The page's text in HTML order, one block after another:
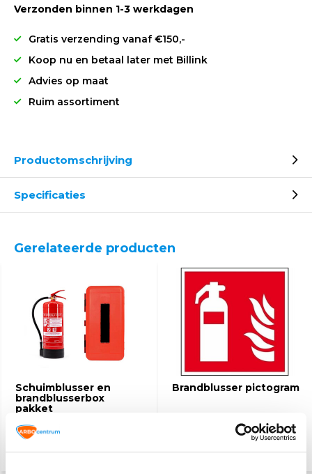
Verzonden binnen 1-3 werkdagen
Gratis verzending vanaf €150,-
Koop nu en betaal later met Billink
Advies op maat
Ruim assortiment
Productomschrijving
Specificaties
Gerelateerde producten
Schuimblusser en
brandblusserbox
pakket
81,60
(98,74 Incl. btw)
Brandblusser pictogram
(3,75 Incl. btw)